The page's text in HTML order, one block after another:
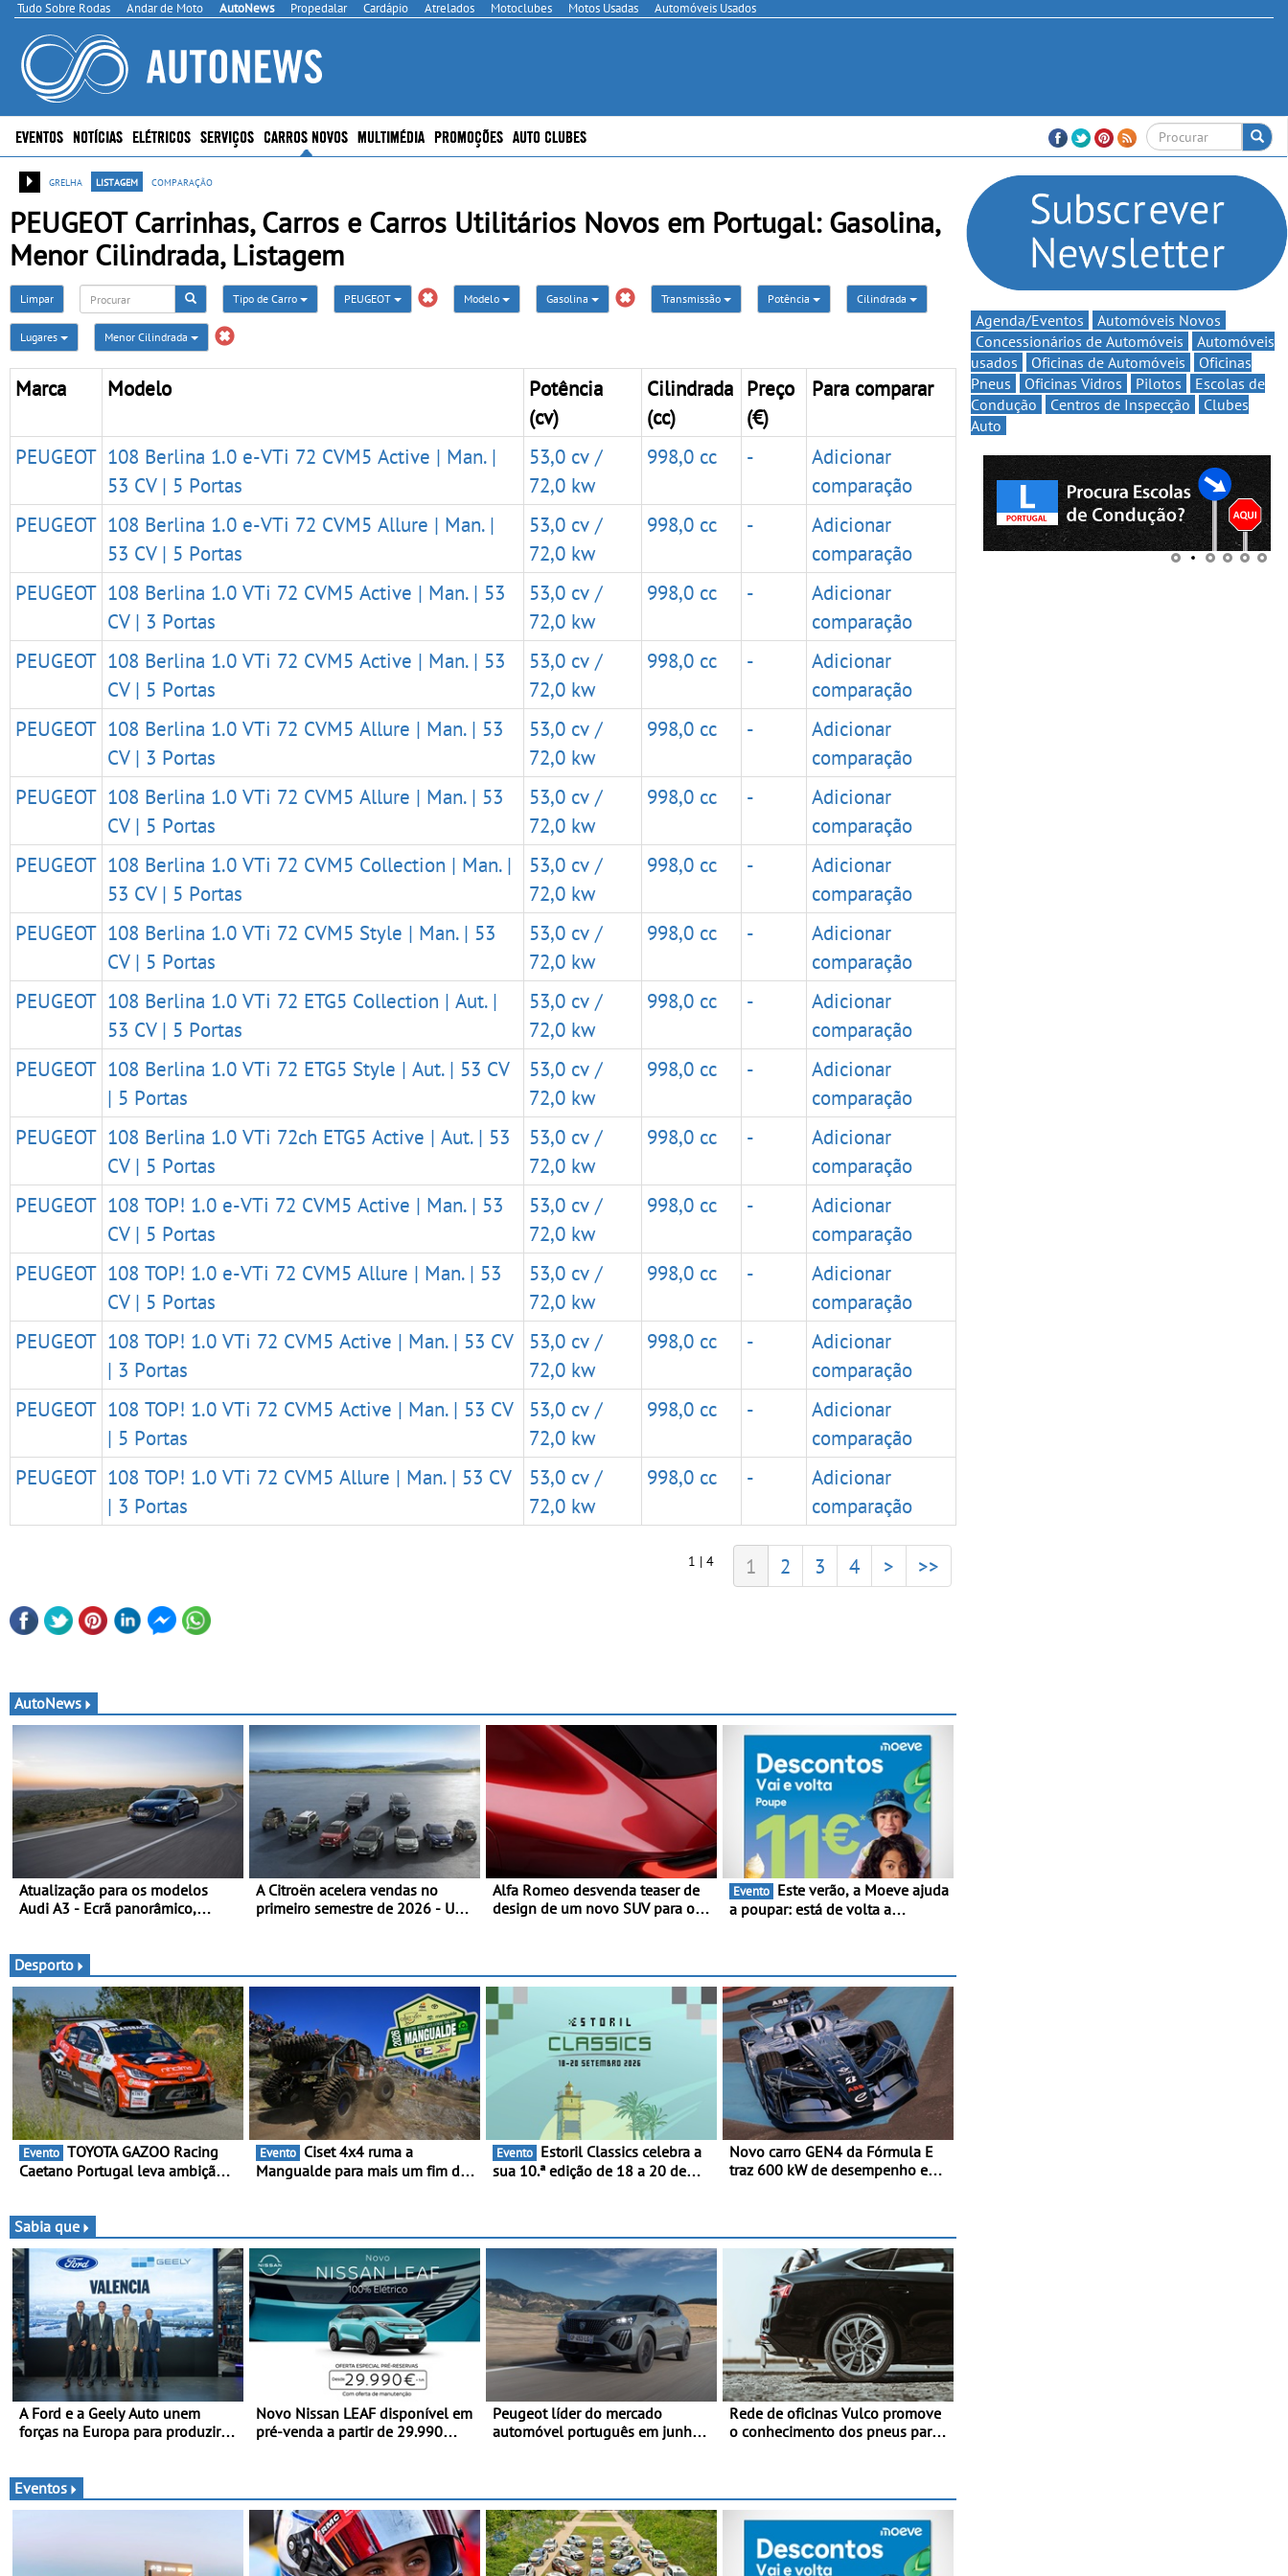
Tudo Sobre Rodas Andar de Moto AutoNews Propedalar Cardápio Atrelados Motoclubes Motos Usadas Automóveis Usados
EVENTOS NOTÍCIAS ELÉTRICOS SERVIÇOS CARROS NOVOS MULTIMÉDIA PROMOÇÕES AUTO CLUBES
grelha listagem comparação
PEUGEOT Carrinhas, Carros e Carros Utilitários Novos em Portugal: Gasolina,
Menor Cilindrada, Listagem
Limpar Tipo de Carro PEUGEOT Modelo Gasolina Transmissão Potência Cilindrada
Lugares Menor Cilindrada
Marca Modelo
Potência
(cv)
Cilindrada
(cc)
Preço
(€)
Para comparar
PEUGEOT 108 Berlina 1.0 e-VTi 72 CVM5 Active | Man. |
53 CV | 5 Portas
53,0 cv /
72,0 kw
998,0 cc -
Adicionar
comparação
PEUGEOT 108 Berlina 1.0 e-VTi 72 CVM5 Allure | Man. |
53 CV | 5 Portas
53,0 cv /
72,0 kw
998,0 cc -
Adicionar
comparação
PEUGEOT 108 Berlina 1.0 VTi 72 CVM5 Active | Man. | 53
CV | 3 Portas
53,0 cv /
72,0 kw
998,0 cc -
Adicionar
comparação
PEUGEOT 108 Berlina 1.0 VTi 72 CVM5 Active | Man. | 53
CV | 5 Portas
53,0 cv /
72,0 kw
998,0 cc -
Adicionar
comparação
PEUGEOT 108 Berlina 1.0 VTi 72 CVM5 Allure | Man. | 53
CV | 3 Portas
53,0 cv /
72,0 kw
998,0 cc -
Adicionar
comparação
PEUGEOT 108 Berlina 1.0 VTi 72 CVM5 Allure | Man. | 53
CV | 5 Portas
53,0 cv /
72,0 kw
998,0 cc -
Adicionar
comparação
PEUGEOT 108 Berlina 1.0 VTi 72 CVM5 Collection | Man. |
53 CV | 5 Portas
53,0 cv /
72,0 kw
998,0 cc -
Adicionar
comparação
PEUGEOT 108 Berlina 1.0 VTi 72 CVM5 Style | Man. | 53
CV | 5 Portas
53,0 cv /
72,0 kw
998,0 cc -
Adicionar
comparação
PEUGEOT 108 Berlina 1.0 VTi 72 ETG5 Collection | Aut. |
53 CV | 5 Portas
53,0 cv /
72,0 kw
998,0 cc -
Adicionar
comparação
PEUGEOT 108 Berlina 1.0 VTi 72 ETG5 Style | Aut. | 53 CV
| 5 Portas
53,0 cv /
72,0 kw
998,0 cc -
Adicionar
comparação
PEUGEOT 108 Berlina 1.0 VTi 72ch ETG5 Active | Aut. | 53
CV | 5 Portas
53,0 cv /
72,0 kw
998,0 cc -
Adicionar
comparação
PEUGEOT 108 TOP! 1.0 e-VTi 72 CVM5 Active | Man. | 53
CV | 5 Portas
53,0 cv /
72,0 kw
998,0 cc -
Adicionar
comparação
PEUGEOT 108 TOP! 1.0 e-VTi 72 CVM5 Allure | Man. | 53
CV | 5 Portas
53,0 cv /
72,0 kw
998,0 cc -
Adicionar
comparação
PEUGEOT 108 TOP! 1.0 VTi 72 CVM5 Active | Man. | 53 CV
| 3 Portas
53,0 cv /
72,0 kw
998,0 cc -
Adicionar
comparação
PEUGEOT 108 TOP! 1.0 VTi 72 CVM5 Active | Man. | 53 CV
| 5 Portas
53,0 cv /
72,0 kw
998,0 cc -
Adicionar
comparação
PEUGEOT 108 TOP! 1.0 VTi 72 CVM5 Allure | Man. | 53 CV
| 3 Portas
53,0 cv /
72,0 kw
998,0 cc -
Adicionar
comparação
1 | 4 1 2 3 4 > >>
AutoNews
Atualização para os modelos
Audi A3 - Ecrã panorâmico,
assistente de marcha-atrás
A Citroën acelera vendas no
primeiro semestre de 2026 - Uma
Alfa Romeo desvenda teaser de
design de um novo SUV para o
Evento
a poupar: está de volta a
Desporto
Evento
Caetano Portugal leva ambição
Evento
Mangualde para mais um fim de
Evento
sua 10.ª edição de 18 a 20 de
Novo carro GEN4 da Fórmula E
traz 600 kW de desempenho e
e acelera dos 0 aos 100 km/h em
1,8 segundos
Sabia que
A Ford e a Geely Auto unem
forças na Europa para produzir
Novo Nissan LEAF disponível em
pré-venda a partir de 29.990
clientes beneficiam da oferta de
3 anos de manutenção incluída
Peugeot líder do mercado
automóvel português em junho e
Rede de oficinas Vulco promove
o conhecimento dos pneus para
Eventos
Agenda/Eventos
Automóveis Novos
Concessionários de Automóveis
Automóveis
usados
Oficinas de Automóveis
Oficinas
Pneus
Oficinas Vidros Pilotos
Escolas de
Condução
Centros de Inspecção
Clubes
Auto